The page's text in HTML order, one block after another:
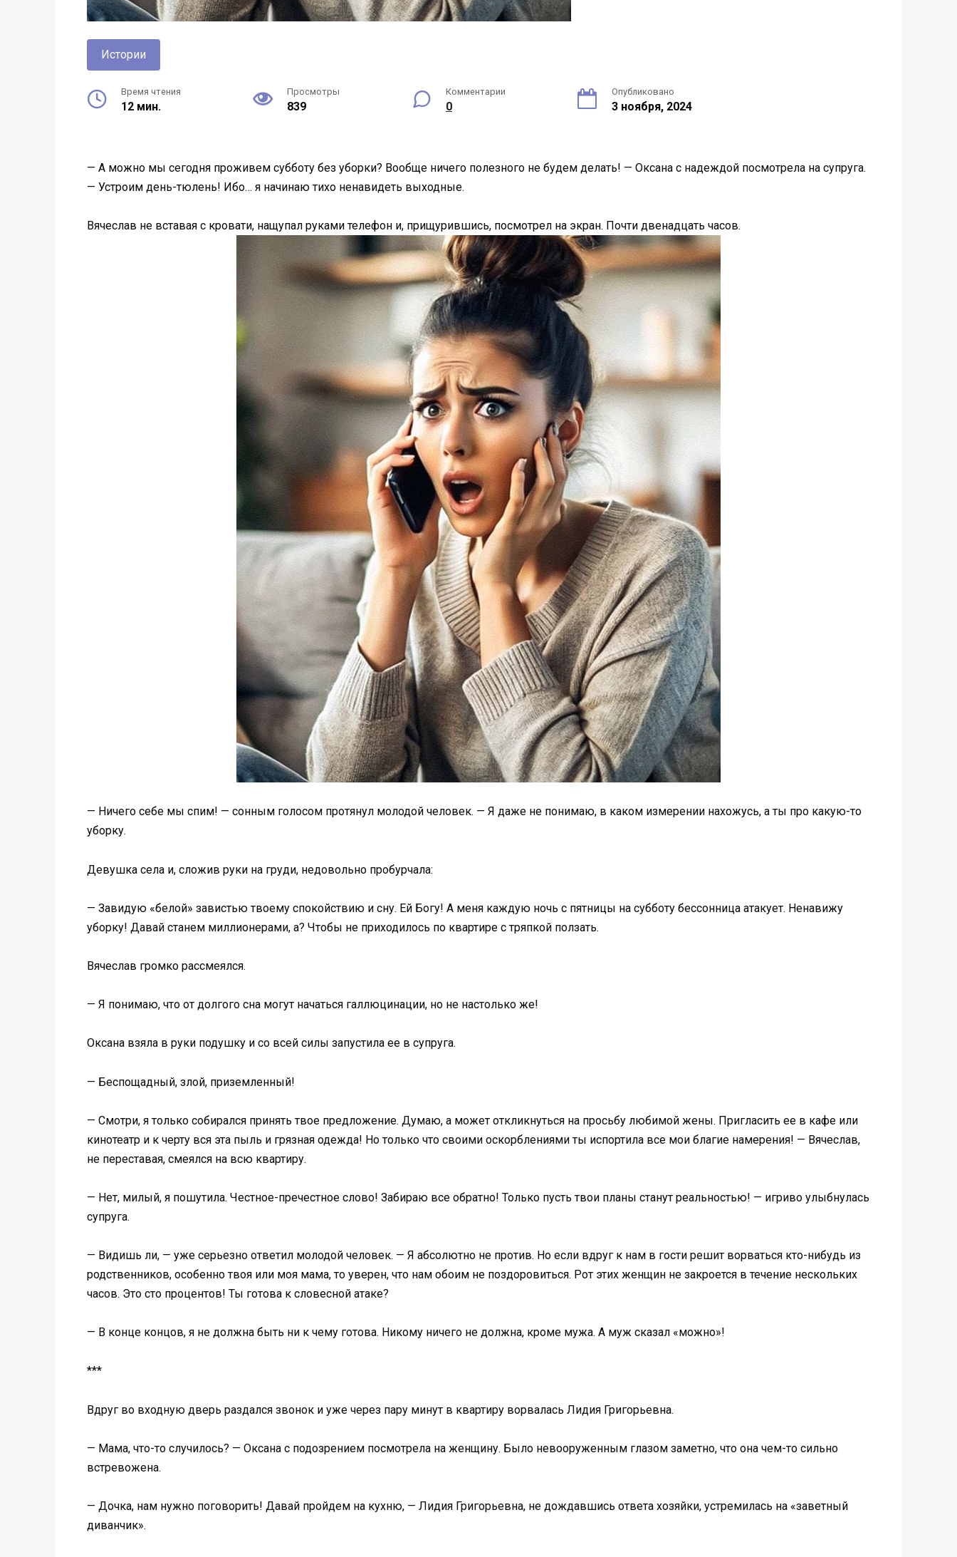
Истории
Время чтения
12 мин.
Просмотры
839
Комментарии
0
Опубликовано
3 ноября, 2024
— А можно мы сегодня проживем субботу без уборки? Вообще ничего полезного не будем делать! — Оксана с надеждой посмотрела на супруга.
— Устроим день-тюлень! Ибо… я начинаю тихо ненавидеть выходные.
Вячеслав не вставая с кровати, нащупал руками телефон и, прищурившись, посмотрел на экран. Почти двенадцать часов.
— Ничего себе мы спим! — сонным голосом протянул молодой человек. — Я даже не понимаю, в каком измерении нахожусь, а ты про какую-то
уборку.
Девушка села и, сложив руки на груди, недовольно пробурчала:
— Завидую «белой» завистью твоему спокойствию и сну. Ей Богу! А меня каждую ночь с пятницы на субботу бессонница атакует. Ненавижу
уборку! Давай станем миллионерами, а? Чтобы не приходилось по квартире с тряпкой ползать.
Вячеслав громко рассмеялся.
— Я понимаю, что от долгого сна могут начаться галлюцинации, но не настолько же!
Оксана взяла в руки подушку и со всей силы запустила ее в супруга.
— Беспощадный, злой, приземленный!
— Смотри, я только собирался принять твое предложение. Думаю, а может откликнуться на просьбу любимой жены. Пригласить ее в кафе или
кинотеатр и к черту вся эта пыль и грязная одежда! Но только что своими оскорблениями ты испортила все мои благие намерения! — Вячеслав,
не переставая, смеялся на всю квартиру.
— Нет, милый, я пошутила. Честное-пречестное слово! Забираю все обратно! Только пусть твои планы станут реальностью! — игриво улыбнулась
супруга.
— Видишь ли, — уже серьезно ответил молодой человек. — Я абсолютно не против. Но если вдруг к нам в гости решит ворваться кто-нибудь из
родственников, особенно твоя или моя мама, то уверен, что нам обоим не поздоровиться. Рот этих женщин не закроется в течение нескольких
часов. Это сто процентов! Ты готова к словесной атаке?
— В конце концов, я не должна быть ни к чему готова. Никому ничего не должна, кроме мужа. А муж сказал «можно»!
***
Вдруг во входную дверь раздался звонок и уже через пару минут в квартиру ворвалась Лидия Григорьевна.
— Мама, что-то случилось? — Оксана с подозрением посмотрела на женщину. Было невооруженным глазом заметно, что она чем-то сильно
встревожена.
— Дочка, нам нужно поговорить! Давай пройдем на кухню, — Лидия Григорьевна, не дождавшись ответа хозяйки, устремилась на «заветный
диванчик».